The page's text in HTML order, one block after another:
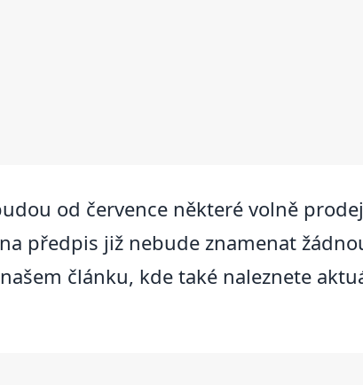
od července některé volně
předpis již nebude znamenat
článku, kde také naleznete